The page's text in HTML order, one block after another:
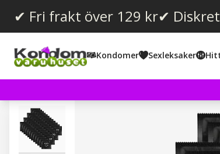
✔ Fri frakt över 129 kr✔
Kondomer Sexleksaker